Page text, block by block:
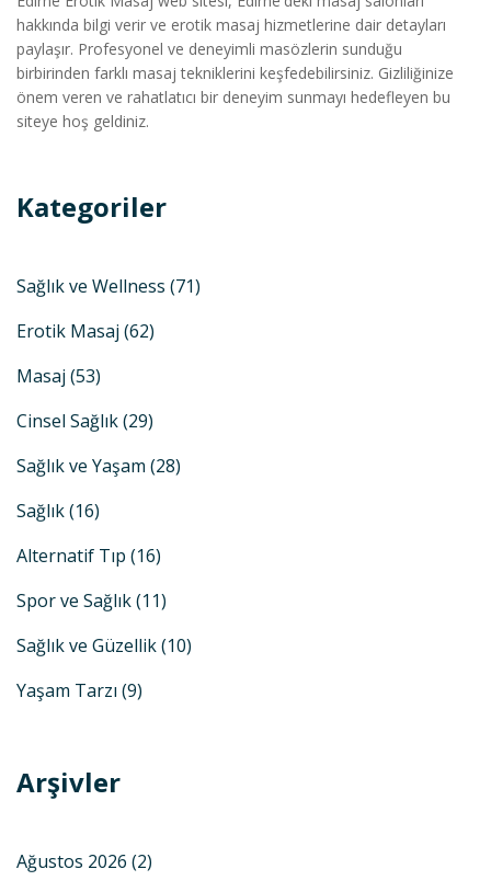
hakkında bilgi verir ve erotik masaj hizmetlerine dair detayları
paylaşır. Profesyonel ve deneyimli masözlerin sunduğu
birbirinden farklı masaj tekniklerini keşfedebilirsiniz. Gizliliğinize
önem veren ve rahatlatıcı bir deneyim sunmayı hedefleyen bu
siteye hoş geldiniz.
Kategoriler
Sağlık ve Wellness (71)
Erotik Masaj (62)
Masaj (53)
Cinsel Sağlık(29)
Sağlık ve Yaşam (28)
Sağlık(16)
Alternatif Tıp (16)
Spor ve Sağlık(11)
Sağlık ve Güzellik(10)
Yaşam Tarzı (9)
Arşivler
Ağustos 2026 (2)